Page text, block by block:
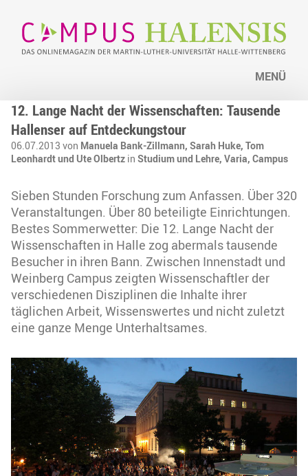
MENÜ
12. Lange Nacht der Wissenschaften: Tausende
Hallenser auf Entdeckungstour
06.07.2013 von Manuela Bank-Zillmann, Sarah Huke, Tom
Leonhardt und Ute Olbertz in Studium und Lehre, Varia, Campus
Sieben Stunden Forschung zum Anfassen. Über 320
Veranstaltungen. Über 80 beteiligte Einrichtungen.
Bestes Sommerwetter: Die 12. Lange Nacht der
Wissenschaften in Halle zog abermals tausende
Besucher in ihren Bann. Zwischen Innenstadt und
Weinberg Campus zeigten Wissenschaftler der
verschiedenen Disziplinen die Inhalte ihrer
täglichen Arbeit, Wissenswertes und nicht zuletzt
eine ganze Menge Unterhaltsames.